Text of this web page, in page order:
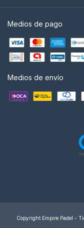
Medios de pago
Medios de envío
Copyright Empire Padel -